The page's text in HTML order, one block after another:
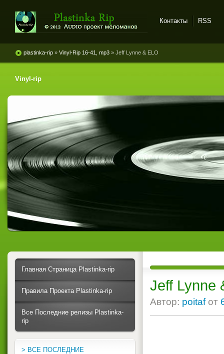
винила и магнитоальбомов
Контакты RSS
plastinka-rip » Vinyl-Rip 16-41, mp3 » Jeff Lynne & ELO
Vinyl-rip
Jeff Lynne
Автор: poitafот
Главная Страница Plastinka-rip
Правила Проекта Plastinka-rip
Все Последние релизы Plastinka-
rip
> ВСЕ ПОСЛЕДНИЕ